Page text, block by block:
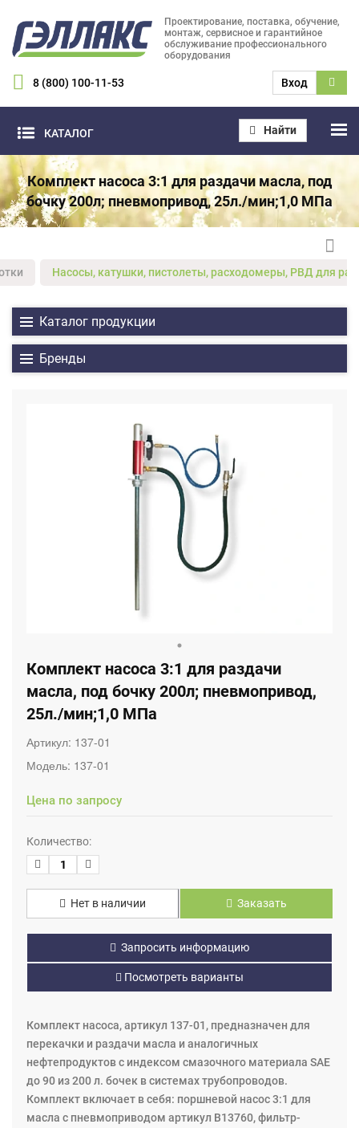
Проектирование, поставка, обучение,
монтаж, сервисное и гарантийное
обслуживание профессионального
оборудования
8 (800) 100-11-53 Вход
КАТАЛОГ Найти
Комплект насоса 3:1 для раздачи масла, под
бочку 200л; пневмопривод, 25л./мин;1,0 MПa
Насосы, катушки, пистолеты, расходомеры, РВД для
Каталог продукции
Бренды
Комплект насоса 3:1 для раздачи
масла, под бочку 200л; пневмопривод,
25л./мин;1,0 MПa
Артикул: 137-01
Модель: 137-01
Цена по запросу
Количество:
Нет в наличии Заказать
Запросить информацию
Посмотреть варианты
Комплект насоса, артикул 137-01, предназначен для
перекачки и раздачи масла и аналогичных
нефтепродуктов с индексом смазочного материала SAE
до 90 из 200 л. бочек в системах трубопроводов.
Комплект включает в себя: поршневой насос 3:1 для
масла с пневмоприводом артикул B13760, фильтр-